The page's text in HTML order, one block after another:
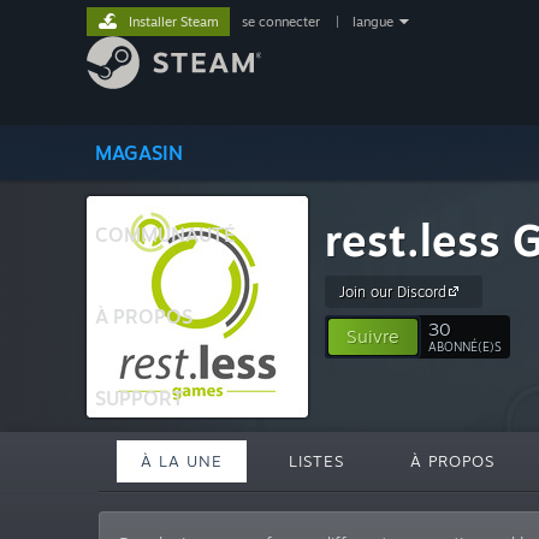
MAGASIN
COMMUNAUTÉ
À PROPOS
SUPPORT
Installer Steam se connecter langue
rest.less
Join our Discord
Suivre 30
ABONNÉ(E)S
À LA UNE LISTES À PROPOS